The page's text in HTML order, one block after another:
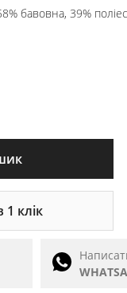
бавовна, 39%
1 клік